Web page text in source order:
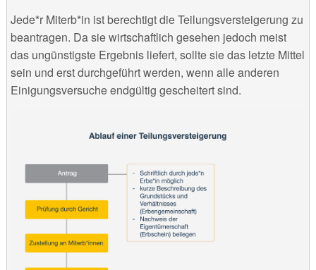
Jede*r Miterb*in ist berechtigt die Teilungsversteigerung zu
beantragen. Da sie wirtschaftlich gesehen jedoch meist
das ungünstigste Ergebnis liefert, sollte sie das letzte Mittel
sein und erst durchgeführt werden, wenn alle anderen
Einigungsversuche endgültig gescheitert sind.